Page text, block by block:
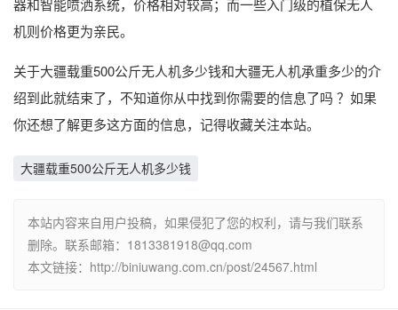
机则价格更为亲民。
关于大疆载重500公斤无人机多少钱和大疆无人机承重多少的介
绍到此就结束了，不知道你从中找到你需要的信息了吗 ？如果
你还想了解更多这方面的信息，记得收藏关注本站。
大疆载重500公斤无人机多少钱
本站内容来自用户投稿，如果侵犯了您的权利，请与我们联系
删除。联系邮箱：1813381918@qq.com
本文链接：http://biniuwang.com.cn/post/24567.html